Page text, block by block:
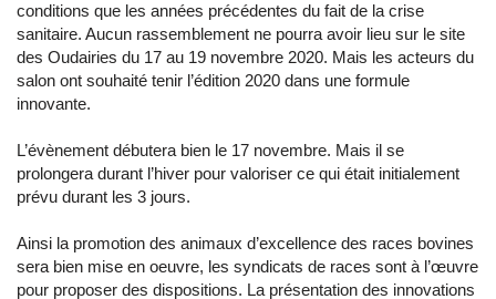
conditions que les années précédentes du fait de la crise
sanitaire. Aucun rassemblement ne pourra avoir lieu sur le site
des Oudairies du 17 au 19 novembre 2020. Mais les acteurs du
salon ont souhaité tenir l’édition 2020 dans une formule
innovante.
L’évènement débutera bien le 17 novembre. Mais il se
prolongera durant l’hiver pour valoriser ce qui était initialement
prévu durant les 3 jours.
Ainsi la promotion des animaux d’excellence des races bovines
sera bien mise en oeuvre, les syndicats de races sont à l’œuvre
pour proposer des dispositions. La présentation des innovations